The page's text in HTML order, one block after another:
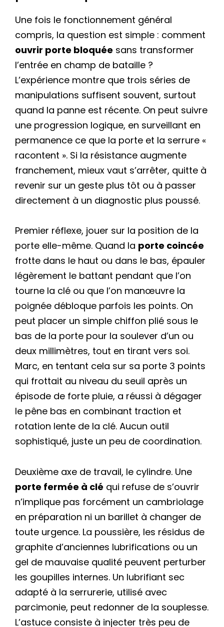
Une fois le fonctionnement général
compris, la question est simple : comment
ouvrir porte bloquée sans transformer
l’entrée en champ de bataille ?
L’expérience montre que trois séries de
manipulations suffisent souvent, surtout
quand la panne est récente. On peut suivre
une progression logique, en surveillant en
permanence ce que la porte et la serrure «
racontent ». Si la résistance augmente
franchement, mieux vaut s’arrêter, quitte à
revenir sur un geste plus tôt ou à passer
directement à un diagnostic plus poussé.
Premier réflexe, jouer sur la position de la
porte elle-même. Quand la porte coincée
frotte dans le haut ou dans le bas, épauler
légèrement le battant pendant que l’on
tourne la clé ou que l’on manœuvre la
poignée débloque parfois les points. On
peut placer un simple chiffon plié sous le
bas de la porte pour la soulever d’un ou
deux millimètres, tout en tirant vers soi.
Marc, en tentant cela sur sa porte 3 points
qui frottait au niveau du seuil après un
épisode de forte pluie, a réussi à dégager
le pêne bas en combinant traction et
rotation lente de la clé. Aucun outil
sophistiqué, juste un peu de coordination.
Deuxième axe de travail, le cylindre. Une
porte fermée à clé qui refuse de s’ouvrir
n’implique pas forcément un cambriolage
en préparation ni un barillet à changer de
toute urgence. La poussière, les résidus de
graphite d’anciennes lubrifications ou un
gel de mauvaise qualité peuvent perturber
les goupilles internes. Un lubrifiant sec
adapté à la serrurerie, utilisé avec
parcimonie, peut redonner de la souplesse.
L’astuce consiste à injecter très peu de